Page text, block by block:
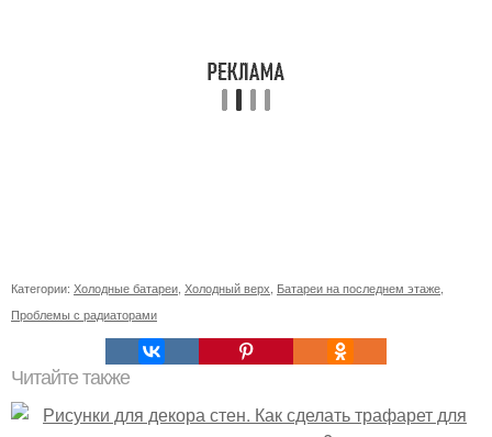
Категории: Холодные батареи Холодный верх Батареи на последнем этаже
Проблемы с радиаторами
Читайте также